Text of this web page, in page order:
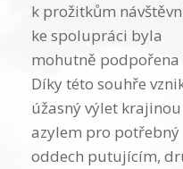
k prožitkům
ke spolupráci byla
mohutně
Díky této souhře
úžasný výlet
azylem pro potřebný
oddech putujícím,